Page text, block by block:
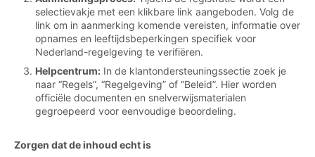
selectievakje met een klikbare link aangeboden. Volg de
link om in aanmerking komende vereisten, informatie over
opnames en leeftijdsbeperkingen specifiek voor
Nederland-regelgeving te verifiëren.
Helpcentrum: In de klantondersteuningssectie zoek je
naar “Regels”, “Regelgeving” of “Beleid”. Hier worden
officiële documenten en snelverwijsmaterialen
gegroepeerd voor eenvoudige beoordeling.
Zorgen dat de inhoud echt is